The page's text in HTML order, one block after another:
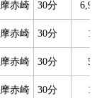
赤崎 30分
赤崎 30分
赤崎 30分
赤崎 30分